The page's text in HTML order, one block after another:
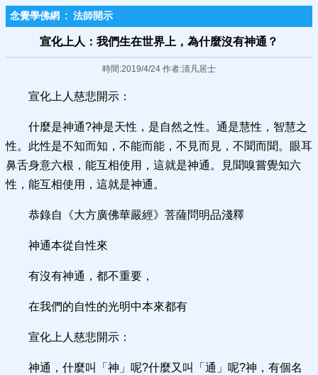
念覺學佛網 : 法師開示
宣化上人：我們生在世界上，為什麼沒有神通？
時間:2019/4/24 作者:清凡居士
宣化上人慈悲開示：
什麼是神通?神是天性，是自然之性。通是慧性，智慧之
性。此性是不知而知，不能而能，不見而見，不聞而聞。眼耳
鼻舌身意六根，能互相使用，這就是神通。見聞嗅嘗覺知六
性，能互相使用，這就是神通。
恭錄自《大方廣佛華嚴經》菩薩問明品淺釋
神通本從自性來
有沒有神通，都不重要，
在我們的自性的光明中本來都有
宣化上人慈悲開示：
神通，什麼叫「神」呢?什麼又叫「通」呢?神，有個名